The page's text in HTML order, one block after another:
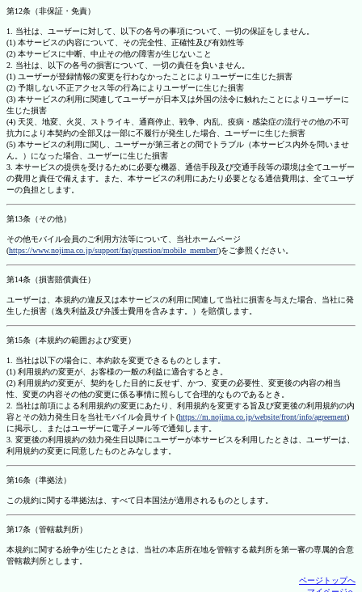
第12条（非保証・免責）
1. 当社は、ユーザーに対して、以下の各号の事項について、一切の保証をしません。
(1) 本サービスの内容について、その完全性、正確性及び有効性等
(2) 本サービスに中断、中止その他の障害が生じないこと
2. 当社は、以下の各号の損害について、一切の責任を負いません。
(1) ユーザーが登録情報の変更を行わなかったことによりユーザーに生じた損害
(2) 予期しない不正アクセス等の行為によりユーザーに生じた損害
(3) 本サービスの利用に関連してユーザーが日本又は外国の法令に触れたことによりユーザーに
生じた損害
(4) 天災、地変、火災、ストライキ、通商停止、戦争、内乱、疫病・感染症の流行その他の不可
抗力により本契約の全部又は一部に不履行が発生した場合、ユーザーに生じた損害
(5) 本サービスの利用に関し、ユーザーが第三者との間でトラブル（本サービス内外を問いませ
ん。）になった場合、ユーザーに生じた損害
3. 本サービスの提供を受けるために必要な機器、通信手段及び交通手段等の環境は全てユーザー
の費用と責任で備えます。また、本サービスの利用にあたり必要となる通信費用は、全てユーザ
ーの負担とします。
第13条（その他）
その他モバイル会員のご利用方法等について、当社ホームページ
(https://www.nojima.co.jp/support/faq/question/mobile_member/)をご参照ください。
第14条（損害賠償責任）
ユーザーは、本規約の違反又は本サービスの利用に関連して当社に損害を与えた場合、当社に発
生した損害（逸失利益及び弁護士費用を含みます。）を賠償します。
第15条（本規約の範囲および変更）
1. 当社は以下の場合に、本約款を変更できるものとします。
(1) 利用規約の変更が、お客様の一般の利益に適合するとき。
(2) 利用規約の変更が、契約をした目的に反せず、かつ、変更の必要性、変更後の内容の相当
性、変更の内容その他の変更に係る事情に照らして合理的なものであるとき。
2. 当社は前項による利用規約の変更にあたり、利用規約を変更する旨及び変更後の利用規約の内
容とその効力発生日を当社モバイル会員サイト(https://m.nojima.co.jp/website/front/info/agreement)
に掲示し、またはユーザーに電子メール等で通知します。
3. 変更後の利用規約の効力発生日以降にユーザーが本サービスを利用したときは、ユーザーは、
利用規約の変更に同意したものとみなします。
第16条（準拠法）
この規約に関する準拠法は、すべて日本国法が適用されるものとします。
第17条（管轄裁判所）
本規約に関する紛争が生じたときは、当社の本店所在地を管轄する裁判所を第一審の専属的合意
管轄裁判所とします。
ページトップへ